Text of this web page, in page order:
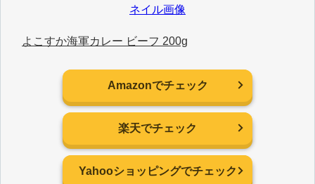
よこすか海軍カレー ビーフ 200g
Amazonでチェック
楽天でチェック
Yahooショッピングでチェック